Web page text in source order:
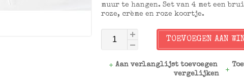
muur te hangen. Set van 4 met een
roze, crème en roze koortje.
TOEVOEGEN AAN
Aan verlanglijst toevoegen
vergelijken